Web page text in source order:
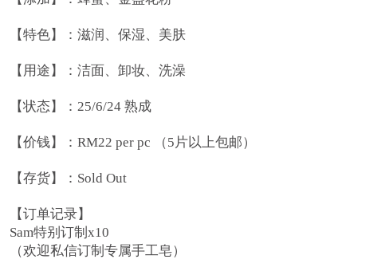
【特色】：滋润、保湿、美肤
【用途】：洁面、卸妆、洗澡
【状态】：25/6/24 熟成
【价钱】：RM22 per pc （5片以上包邮）
【存货】：Sold Out
【订单记录】
Sam特别订制x10
（欢迎私信订制专属手工皂）